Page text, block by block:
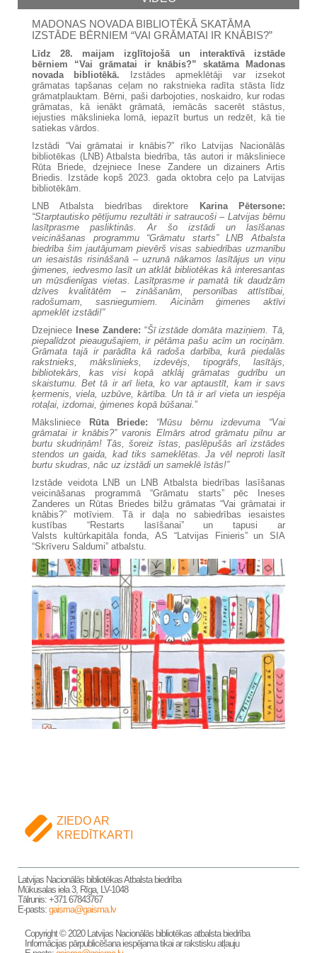
MADONAS NOVADA BIBLIOTĒKĀ SKATĀMA
IZSTĀDE BĒRNIEM “VAI GRĀMATAI IR KNĀBIS?”
Līdz 28. maijam izglītojošā un interaktīvā izstāde
bērniem “Vai grāmatai ir knābis?”
skatāma Madonas
novada bibliotēkā. Izstādes apmeklētāji var izsekot
grāmatas tapšanas ceļam no rakstnieka radīta stāsta līdz
grāmatplauktam. Bērni, paši darbojoties, noskaidro, kur rodas
grāmatas, kā ienākt grāmatā, iemācās sacerēt stāstus,
iejusties mākslinieka lomā, iepazīt burtus un redzēt, kā tie
satiekas vārdos.
Izstādi “Vai grāmatai ir knābis?” rīko Latvijas Nacionālās
bibliotēkas (LNB) Atbalsta biedrība, tās autori ir māksliniece
Rūta Briede, dzejniece Inese Zandere un dizainers Artis
Briedis. Izstāde kopš 2023. gada oktobra ceļo pa Latvijas
bibliotēkām.
LNB Atbalsta biedrības direktore
Karina Pētersone:
“Starptautisko pētījumu rezultāti ir satraucoši – Latvijas bērnu
lasītprasme pasliktinās. Ar šo izstādi un lasīšanas
veicināšanas programmu “Grāmatu starts” LNB Atbalsta
biedrība šim jautājumam pievērš visas sabiedrības uzmanību
un iesaistās risināšanā – uzrunā nākamos lasītājus un viņu
ģimenes, iedvesmo lasīt un atklāt bibliotēkas kā interesantas
un mūsdienīgas vietas. Lasītprasme ir pamatā tik daudzām
dzīves kvalitātēm – zināšanām, personības attīstībai,
radošumam, sasniegumiem. Aicinām ģimenes aktīvi
apmeklēt izstādi!”
Dzejniece
Inese Zandere: “Šī izstāde domāta maziņiem. Tā,
piepalīdzot pieaugušajiem, ir pētāma pašu acīm un rociņām.
Grāmata tajā ir parādīta kā radoša darbība, kurā piedalās
rakstnieks, mākslinieks, izdevējs, tipogrāfs, lasītājs,
bibliotekārs, kas visi kopā atklāj grāmatas gudrību un
skaistumu. Bet tā ir arī lieta, ko var aptaustīt, kam ir savs
ķermenis, viela, uzbūve, kārtība. Un tā ir arī vieta un iespēja
rotaļai, izdomai, ģimenes kopā būšanai.”
Māksliniece
Rūta Briede:
“Mūsu bērnu izdevuma “Vai
grāmatai ir knābis?” varonis Elmārs atrod grāmatu pilnu ar
burtu skudriņām! Tās, šoreiz īstas, paslēpušās arī izstādes
stendos un gaida, kad tiks sameklētas. Ja vēl neproti lasīt
burtu skudras, nāc uz izstādi un sameklē īstās!”
Izstāde veidota LNB un LNB Atbalsta biedrības lasīšanas
veicināšanas programmā “Grāmatu starts” pēc Ineses
Zanderes un Rūtas Briedes bilžu grāmatas “Vai grāmatai ir
knābis?” motīviem. Tā ir daļa no sabiedrības iesaistes
kustības “Restarts lasīšanai” un tapusi ar
Valsts kultūrkapitāla fonda, AS “Latvijas Finieris” un SIA
“Skrīveru Saldumi” atbalstu.
ZIEDO AR
KREDĪTKARTI
Latvijas Nacionālās bibliotēkas Atbalsta biedrība
Mūkusalas iela 3, Rīga, LV-1048
Tālrunis: +371 67843767
E-pasts: gaisma@gaisma.lv
Copyright © 2020 Latvijas Nacionālās bibliotēkas atbalsta biedrība
Informācijas pārpublicēšana iespējama tikai ar rakstisku atļauju